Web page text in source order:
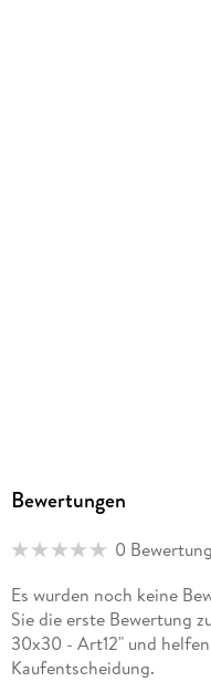
Bewertungen
0
Es wurden noch keine
Sie die erste Bewertung
30x30 - Art12" und
Kaufentscheidung.